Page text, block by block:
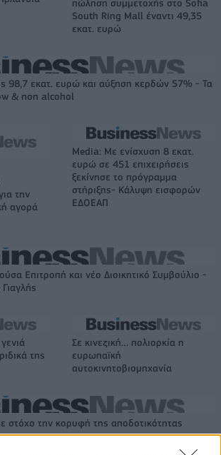
πώληση συμμετοχής στο Sofia
South Ring Mall έναντι 49,35
εκατ. ευρώ
98,7 εκατ. ευρώ και αύξηση κερδών 57% - Τα
& non alcohol
την
αγορά
Media: Με ενίσχυση 8 εκατ.
ευρώ σε 451 επιχειρήσεις
ξεκίνησε το πρόγραμμα
στήριξης- Κάλυψη εισφορών
ΕΔΟΕΑΠ
Επιτροπή και νέο Διοικητικό Συμβούλιο -
της
Σε κινεζική… πολιορκία η
ευρωπαϊκή
αυτοκινητοβιομηχανία
στόχο την κορυφή της αποδοτικότητας